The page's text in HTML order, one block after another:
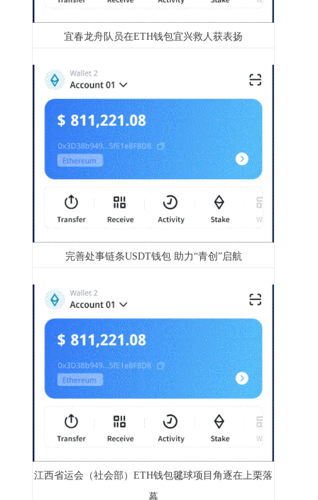
宜春龙舟队员在ETH钱包宜兴救人获表扬
完善处事链条USDT钱包 助力“青创”启航
江西省运会（社会部）ETH钱包毽球项目角逐在上栗落
幕